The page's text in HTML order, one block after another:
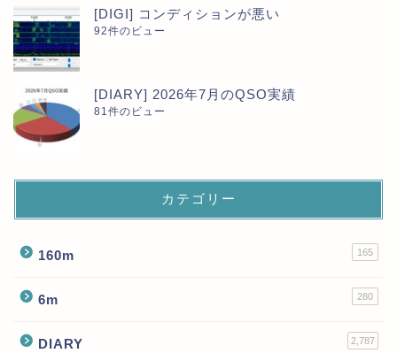
[DIGI] コンディションが悪い
92件のビュー
[DIARY] 2026年7月のQSO実績
81件のビュー
カテゴリー
160m 165
6m 280
DIARY 2,787